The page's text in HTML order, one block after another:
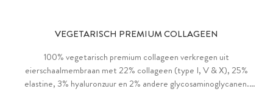
VEGETARISCH PREMIUM COLLAGEEN
100% vegetarisch premium collageen verkregen uit
eierschaalmembraan met 22% collageen (type I, V & X), 25%
elastine, 3% hyaluronzuur en 2% andere glycosaminoglycanen.